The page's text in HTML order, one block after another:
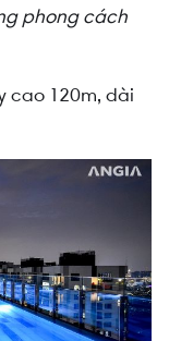
phong cách
cao 120m, dài